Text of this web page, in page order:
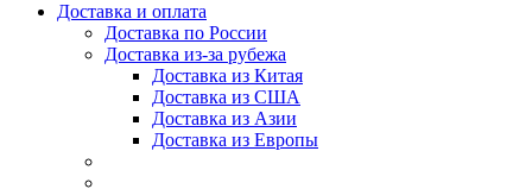
Доставка и оплата
Доставка по России
Доставка из-за рубежа
Доставка из Китая
Доставка из США
Доставка из Азии
Доставка из Европы